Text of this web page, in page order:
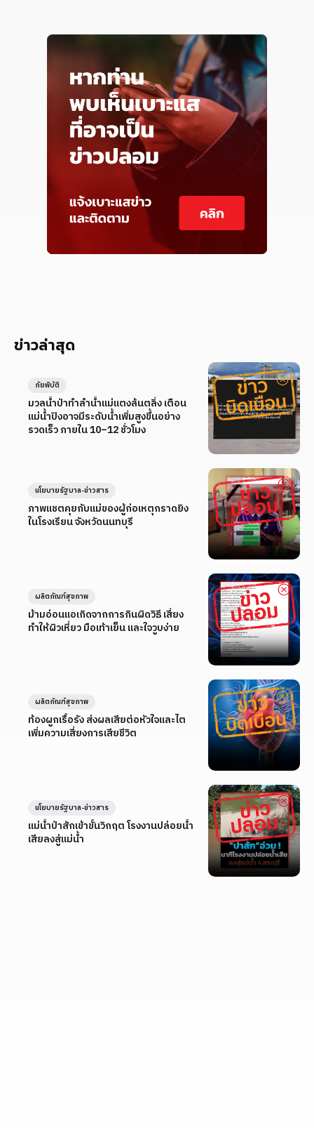
ข่าวล่าสุด
มวลน้ำป่าทำลำน้ำแม่แตงล้นตลิ่ง เตือน
แม่น้ำปิงอาจมีระดับน้ำเพิ่มสูงขึ้นอย่าง
รวดเร็ว ภายใน 10–12 ชั่วโมง
ภัยพิบัติ
ภาพแชตคุยกับแม่ของผู้ก่อเหตุกราดยิง
ในโรงเรียน จังหวัดนนทบุรี
นโยบายรัฐบาล-ข่าวสาร
ม้ามอ่อนแอเกิดจากการกินผิดวิธี เสี่ยง
ทำให้ผิวเหี่ยว มือเท้าเย็น และใจวูบง่าย
ผลิตภัณฑ์สุขภาพ
ท้องผูกเรื้อรัง ส่งผลเสียต่อหัวใจและไต
เพิ่มความเสี่ยงการเสียชีวิต
ผลิตภัณฑ์สุขภาพ
แม่น้ำป่าสักเข้าขั้นวิกฤต โรงงานปล่อยน้ำ
เสียลงสู่แม่น้ำ
นโยบายรัฐบาล-ข่าวสาร